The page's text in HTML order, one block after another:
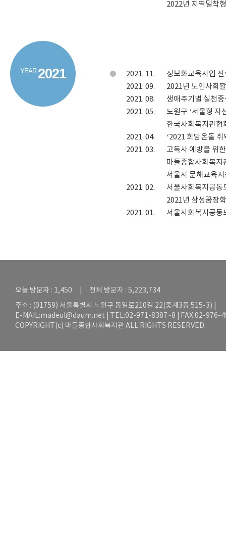
2022년 지역밀착
2021 2021. 11.
정보화교육사업 진
2021. 09.
2021년 노인사회
2021. 08.
생애주기별 실천
2021. 05.
노원구 ‘서울형 자
한국사회복지관협
2021. 04.
‘2021 희망온돌
2021. 03.
고독사 예방을 위
마들종합사회복지
서울시 문해교육
2021. 02.
서울사회복지공동
2021년 삼성꿈장
2021. 01. 서울사회복지공동
오늘 방문자 : 1,450 | 전체 방문자 : 5,223,734
주소 : (01759) 서울특별시 노원구 동일로210길 22(중계3동 515-3) |
E-MAIL:madeul@daum.net | TEL:02-971-8387~8 | FAX:02-976-
COPYRIGHT(c) 마들종합사회복지관 ALL RIGHTS RESERVED.